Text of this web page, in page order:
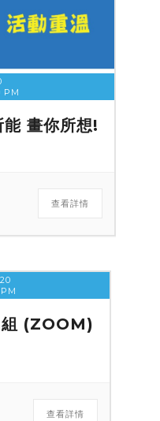
PM
畫你所想!
查看詳情
組 (ZOOM)
查看詳情